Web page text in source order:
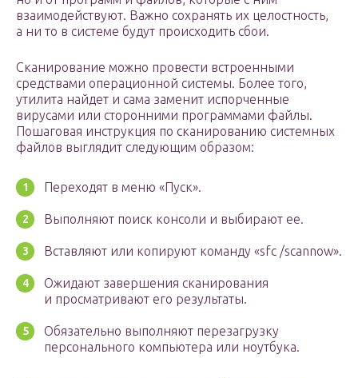
взаимодействуют. Важно сохранять их целостность,
а ни то в системе будут происходить сбои.
Сканирование можно провести встроенными
средствами операционной системы. Более того,
утилита найдет и сама заменит испорченные
вирусами или сторонними программами файлы.
Пошаговая инструкция по сканированию системных
файлов выглядит следующим образом:
Переходят в меню «Пуск».
Выполняют поиск консоли и выбирают ее.
Вставляют или копируют команду «sfc /scannow».
Ожидают завершения сканирования
и просматривают его результаты.
Обязательно выполняют перезагрузку
персонального компьютера или ноутбука.